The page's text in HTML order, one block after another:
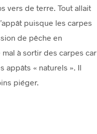
vers de terre. Tout allait
puisque les carpes
de pêche en
à sortir des carpes car
appâts « naturels ». Il
piéger.